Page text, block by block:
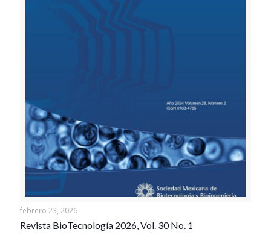
febrero 23, 2026
Revista BioTecnología 2026, Vol. 30 No. 1